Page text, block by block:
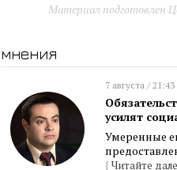
Материал подготовлен
мнения
7 августа / 21:43
усилят
Умеренные
{ Читайте